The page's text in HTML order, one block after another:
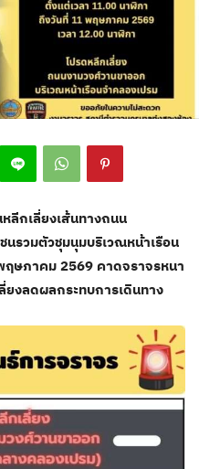
ลีกเลี่ยงเส้นทางถนน
รวมตัวชุมนุมบริเวณหน้าเรือน
ษภาคม 2569 คาดจราจรหนา
ยงลดผลกระทบการเดินทาง